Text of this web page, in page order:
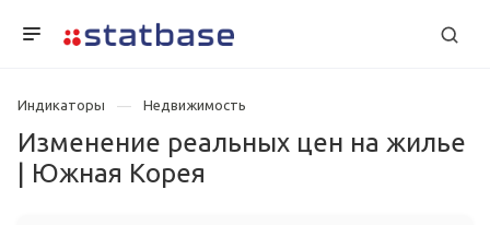
Индикаторы Недвижимость
Изменение реальных цен на жилье
| Южная Корея